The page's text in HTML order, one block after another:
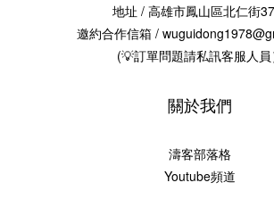
地址 / 高雄市鳳山區北仁街
邀約合作信箱 /
(💡訂單問題請私訊客服人員
關於我們
濤客部落格
Youtube頻道